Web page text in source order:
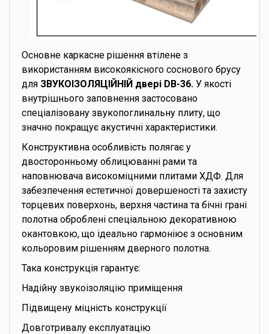
Основне каркасне рішення втілене з
використанням високоякісного соснового брусу
для ЗВУКОІЗОЛЯЦІЙНІЙ двері DB-36. У якості
внутрішнього заповнення застосовано
спеціалізовану звукопоглинальну плиту, що
значно покращує акустичні характеристики.
Конструктивна особливість полягає у
двосторонньому облицюванні рами та
наповнювача високоміцними плитами ХДФ. Для
забезпечення естетичної довершеності та захисту
торцевих поверхонь, верхня частина та бічні грані
полотна оброблені спеціальною декоративною
окантовкою, що ідеально гармоніює з основним
кольоровим рішенням дверного полотна.
Така конструкція гарантує:
Надійну звукоізоляцію приміщення
Підвищену міцність конструкції
Довготривалу експлуатацію